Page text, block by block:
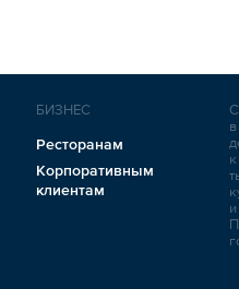
БИЗНЕС
Ресторанам
Корпоративным
клиентам